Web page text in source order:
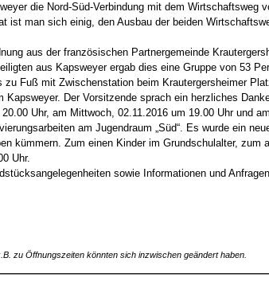
die Nord-Süd-Verbindung mit dem Wirtschaftsweg
ist man sich einig, den Ausbau der beiden
aus der französischen Partnergemeinde
aus Kapsweyer ergab dies eine Gruppe von 53
Fuß mit Zwischenstation beim Krautergersheimer
Der Vorsitzende sprach ein herzliches
Uhr, am Mittwoch, 02.11.2016 um 19.00 Uhr und
am Jugendraum „Süd“. Es wurde ein
kümmern. Zum einen Kinder im Grundschulalter, zum
Uhr.
sowie Informationen und
zu Öffnungszeiten könnten sich inzwischen geändert haben.